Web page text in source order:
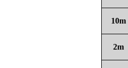
10m
2m